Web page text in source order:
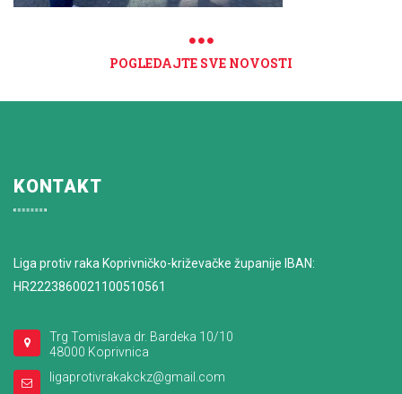
POGLEDAJTE SVE NOVOSTI
KONTAKT
Liga protiv raka Koprivničko-križevačke županije IBAN:
HR2223860021100510561
Trg Tomislava dr. Bardeka 10/10
48000 Koprivnica
ligaprotivrakakckz@gmail.com